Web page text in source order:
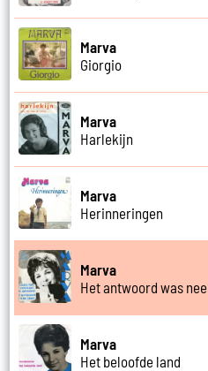
Marva
Giorgio
Marva
Harlekijn
Marva
Herinneringen
Marva
Het antwoord was nee
Marva
Het beloofde land